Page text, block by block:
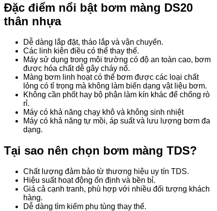
Đặc điểm nổi bật bơm màng DS20
thân nhựa
Dễ dàng lắp đặt, tháo lắp và vận chuyển.
Các linh kiện điều có thể thay thế.
Máy sử dụng trong môi trường có độ an toàn cao, bơm
được hóa chất dễ gây cháy nổ.
Màng bơm linh hoạt có thể bơm được các loại chất
lỏng có tỉ trọng mà không làm biến dạng vật liệu bơm.
Không cần phốt hay bộ phận làm kín khác để chống rò
rỉ.
Máy có khả năng chạy khô và không sinh nhiệt
Máy có khả năng tự mồi, áp suất và lưu lượng bơm đa
dạng.
Tại sao nên chọn bơm màng TDS?
Chất lượng đảm bảo từ thương hiệu uy tín TDS.
Hiệu suất hoạt động ổn định và bền bỉ.
Giá cả cạnh tranh, phù hợp với nhiều đối tượng khách
hàng.
Dễ dàng tìm kiếm phụ tùng thay thế.